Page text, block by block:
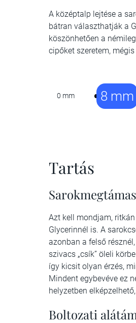
A középtalp lejtése a
bátran választhatják a
köszönhetően a
cipőket szeretem,
0 mm 8 mm
Tartás
Azt kell mondjam,
Glycerinnél is. A
azonban a felső
szivacs „csík” öleli
így kicsit olyan érzés,
Mindent egybevéve ez
helyzetben
Boltozati